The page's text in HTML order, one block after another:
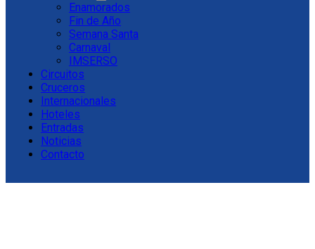
Enamorados
Fin de Año
Semana Santa
Carnaval
IMSERSO
Circuitos
Cruceros
Internacionales
Hoteles
Entradas
Noticias
Contacto